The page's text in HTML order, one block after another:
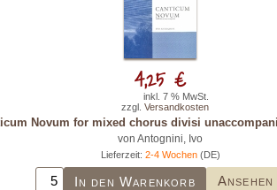
Novum for mixed chorus divisi
von Antognini, Ivo
Lieferzeit: 2-4 Wochen(DE)
In den Warenkorb Ansehen
4,25 €
inkl. 7 % MwSt.
zzgl. Versandkosten